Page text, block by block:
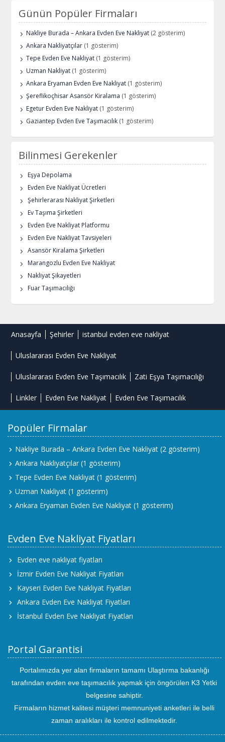
Günün Popüler Firmaları
Nakliye Burada – Ankara Evden Eve Nakliyat (2 gösterim)
Ankara Nakliyatçılar (1 gösterim)
Tepe Evden Eve Nakliyat (1 gösterim)
Uzman Nakliyat (1 gösterim)
Ankara Eryaman Evden Eve Nakliyat (1 gösterim)
Şereflikoçhisar Asansör Kiralama (1 gösterim)
Egetur Evden Eve Nakliyat (1 gösterim)
Gaziantep Evden Eve Taşımacılık (1 gösterim)
Bilinmesi Gerekenler
Eşya Depolama
Evden Eve Nakliyat Ücretleri
Şehirlerarası Nakliyat Şirketleri
Ev Taşıma Şirketleri
Evden Eve Nakliyat Platformu
Evden Eve Nakliyat Tavsiyeleri
Asansör Kiralama Şirketleri
Marangozlu Evden Eve Nakliyat
Nakliyat Şikayetleri
Fuar Taşımacılığı
Anasayfa Şehirler istanbul evden eve nakliyat
Uluslararası Evden Eve Nakliyat
Uluslararası Evden Eve Taşımacılık Zati Eşya Taşımacılığı
Linkler Evden Eve Nakliyat Evden Eve Taşımacılık
Popüler Firmalar
Nakliye Burada – Ankara Evden Eve Nakliyat (2 gösterim)
Ankara Nakliyatçılar (1 gösterim)
Tepe Evden Eve Nakliyat (1 gösterim)
Uzman Nakliyat (1 gösterim)
Ankara Eryaman Evden Eve Nakliyat (1 gösterim)
Evden Eve Nakliyat Fiyatları
Evden eve nakliyat fiyatları
İzmir Evden Eve Nakliyat Fiyatları
Kayseri Evden Eve Nakliyat Fiyatları
Ankara Evden Eve Nakliyat Fiyatları
İstanbul Evden Eve Nakliyat Fiyatları
Portal Garantisi
Portalımızda yer alan firmaların tamamı Ulaştırma bakanlığı
tarafından evden eve taşımacılık yapmak için öngörülen K3 Yetki
belgesine sahiptir.
Firmaların hizmet kalitesi müşteri memnuniyeti anketleri ile belli
zaman aralıkları ile kontrol edilmektedir.